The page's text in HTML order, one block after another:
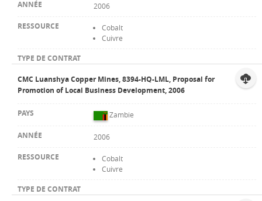
2006
Cobalt
Cuivre
CMC Luanshya Copper Mines, 8394-HQ-LML, Proposal for
Promotion of Local Business Development, 2006
Zambie
2006
Cobalt
Cuivre